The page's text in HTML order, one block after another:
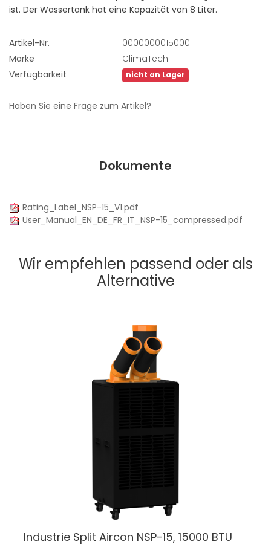
ist. Der Wassertank hat eine Kapazität von 8 Liter.
Artikel-Nr.
0000000015000
Marke
ClimaTech
Verfügbarkeit
nicht an Lager
Haben Sie eine Frage zum Artikel?
Dokumente
Rating_Label_NSP-15_V1.pdf
User_Manual_EN_DE_FR_IT_NSP-15_compressed.pdf
Wir empfehlen passend oder als
Alternative
Industrie Split Aircon NSP-15, 15000 BTU